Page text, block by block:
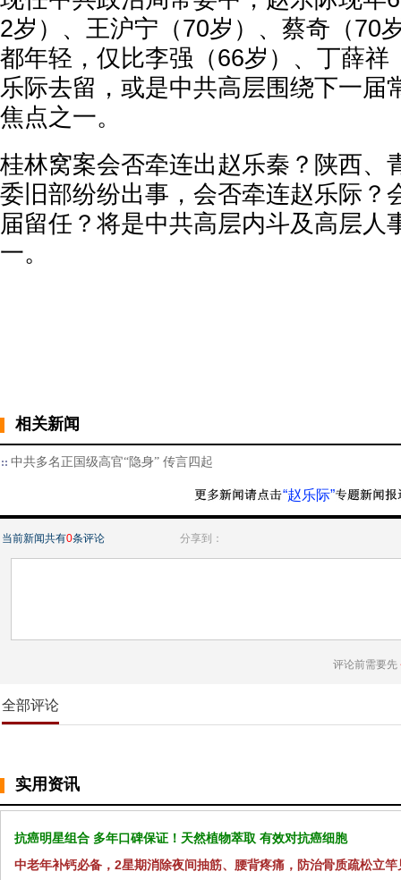
2岁）、王沪宁（70岁）、蔡奇（70
都年轻，仅比李强（66岁）、丁薛祥
乐际去留，或是中共高层围绕下一届
焦点之一。
桂林窝案会否牵连出赵乐秦？陕西、
委旧部纷纷出事，会否牵连赵乐际？
届留任？将是中共高层内斗及高层人
一。
相关新闻
中共多名正国级高官“隐身” 传言四起
“赵乐际”
当前新闻共有0条评论 分享到：
评论前需要先
全部评论
实用资讯
抗癌明星组合 多年口碑保证！天然植物萃取 有效对抗癌细胞
中老年补钙必备，2星期消除夜间抽筋、腰背疼痛，防治骨质疏松立竿